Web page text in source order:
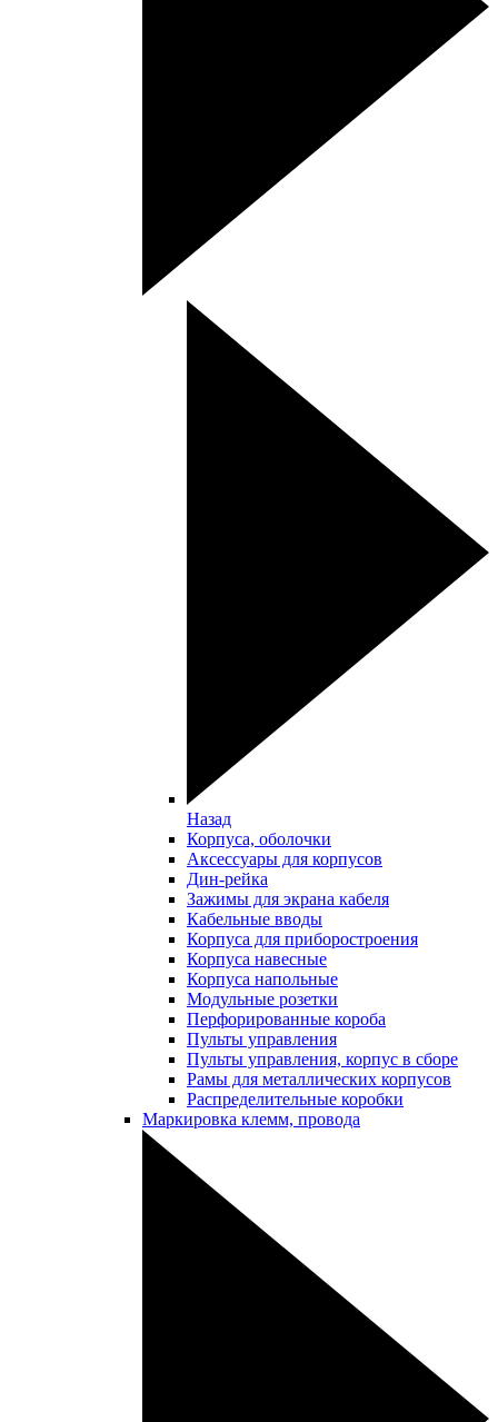
Назад
Корпуса, оболочки
Аксессуары для корпусов
Дин-рейка
Зажимы для экрана кабеля
Кабельные вводы
Корпуса для приборостроения
Корпуса навесные
Корпуса напольные
Модульные розетки
Перфорированные короба
Пульты управления
Пульты управления, корпус в сборе
Рамы для металлических корпусов
Распределительные коробки
Маркировка клемм, провода